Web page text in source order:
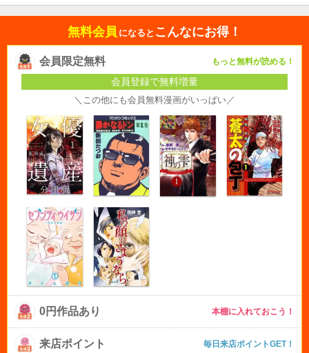
無料会員 になると こんなにお得！
会員限定無料 もっと無料が読める！
会員登録で無料増量
＼この他にも会員無料漫画がいっぱい／
0円作品あり 本棚に入れておこう！
来店ポイント 毎日来店ポイントGET！